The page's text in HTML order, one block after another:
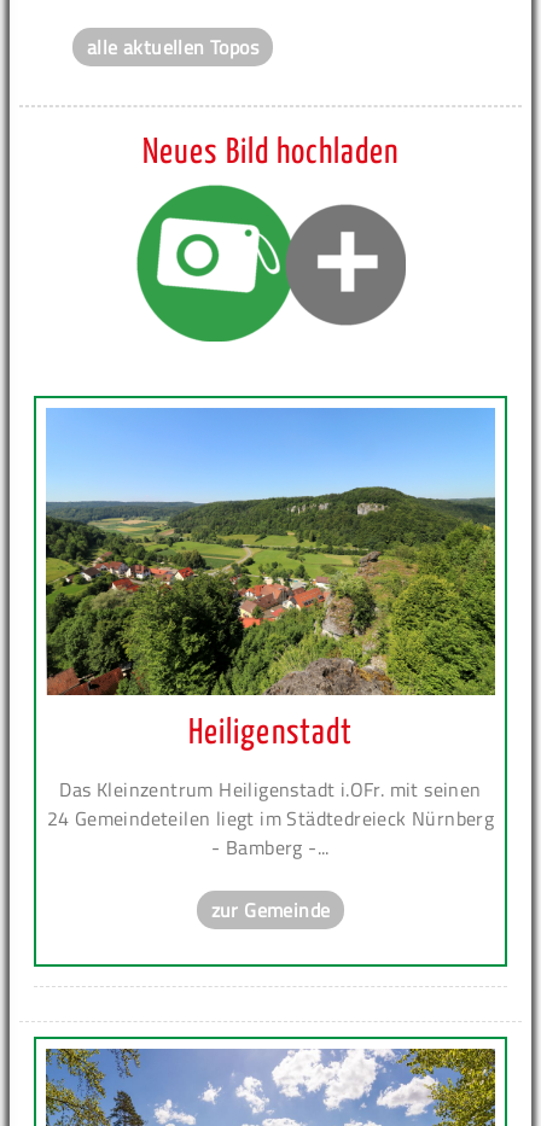
alle aktuellen Topos
Neues Bild hochladen
Heiligenstadt
Das Kleinzentrum Heiligenstadt i.OFr. mit seinen
24 Gemeindeteilen liegt im Städtedreieck Nürnberg
- Bamberg -...
zur Gemeinde